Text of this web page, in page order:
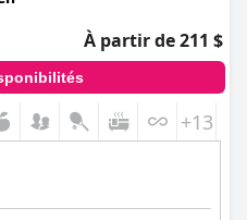
pour une expérience
moderne avec
que certains
ne s'agit pas d'un hôtel cinq
l'hôtel semble être une
pour une retraite paisible
À partir de 211 $
+13